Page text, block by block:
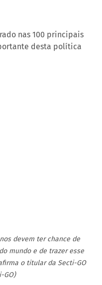
nas 100 principais
desta política
devem ter chance de
mundo e de trazer esse
o titular da Secti-GO
GO)